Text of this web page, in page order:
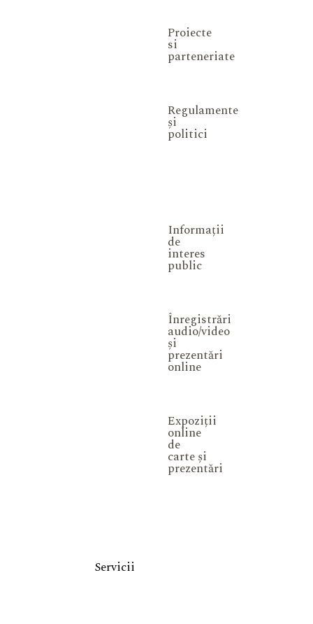
Proiecte
si
parteneriate
Regulamente
și
politici
Informații
de
interes
public
Înregistrări
audio/video
și
prezentări
online
Expoziții
online
de
carte și
prezentări
Servicii